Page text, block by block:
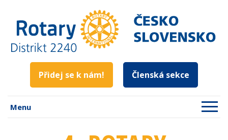
Přidej se k nám! Členská sekce
Menu